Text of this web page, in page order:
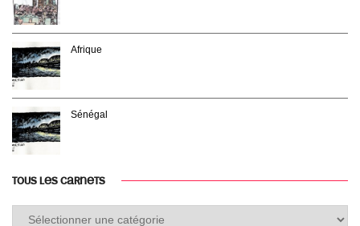
Afrique
Sénégal
TOUS LES CARNETS